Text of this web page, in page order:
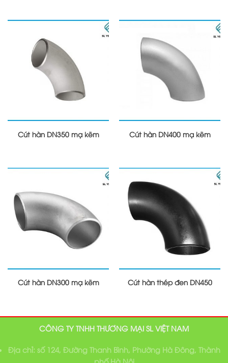
Cút hàn DN350 mạ kẽm Cút hàn DN400 mạ kẽm
Cút hàn DN300 mạ kẽm Cút hàn thép đen DN450
CÔNG TY TNHH THƯƠNG MẠI SL VIỆT NAM
Địa chỉ: số 124, Đường Thanh Bình, Phường Hà Đông, Thành